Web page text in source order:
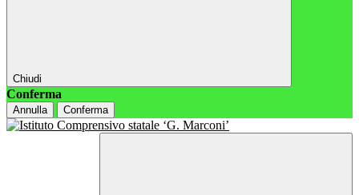
Chiudi
Conferma
Annulla Conferma